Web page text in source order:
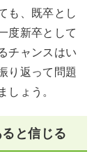
も、既卒とし
度新卒として
チャンスはい
り返って問題
しょう。
と信じる